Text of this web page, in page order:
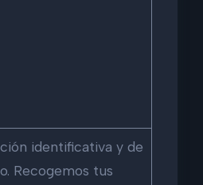
identificativa y de
Recogemos tus